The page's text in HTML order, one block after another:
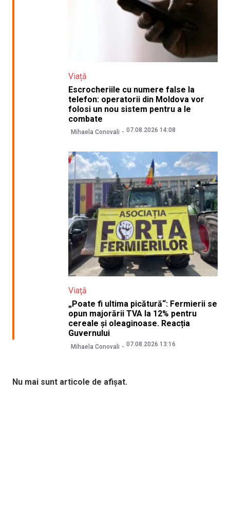
Viață
Escrocheriile cu numere false la
telefon: operatorii din Moldova vor
folosi un nou sistem pentru a le
combate
Mihaela Conovali 07.08.2026 14:08
Viață
„Poate fi ultima picătură“: Fermierii se
opun majorării TVA la 12% pentru
cereale și oleaginoase. Reacția
Guvernului
Mihaela Conovali 07.08.2026 13:16
Nu mai sunt articole de afișat.